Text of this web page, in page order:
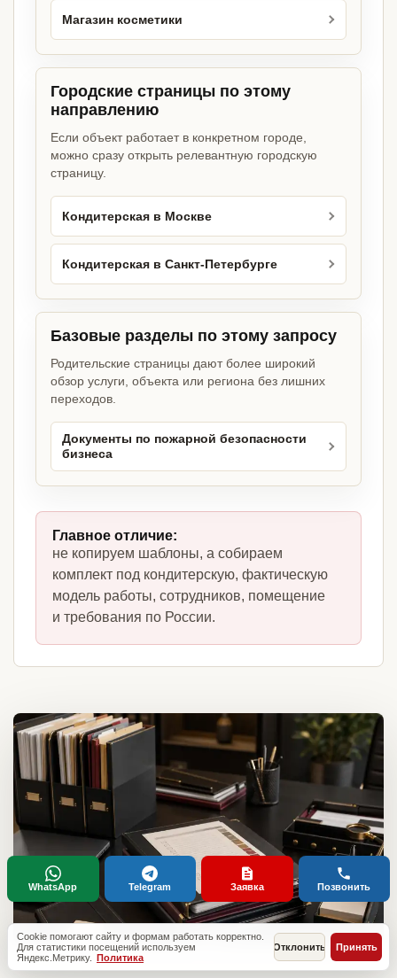
Магазин косметики
Городские страницы по этому
направлению
Если объект работает в конкретном городе,
можно сразу открыть релевантную городскую
страницу.
Кондитерская в Москве
Кондитерская в Санкт-Петербурге
Базовые разделы по этому запросу
Родительские страницы дают более широкий
обзор услуги, объекта или региона без лишних
переходов.
Документы по пожарной безопасности
бизнеса
Главное отличие:
не копируем шаблоны, а собираем
комплект под кондитерскую, фактическую
модель работы, сотрудников, помещение
и требования по России.
Cookie помогают сайту и формам работать корректно.
Для статистики посещений используем
Яндекс.Метрику. Политика
Отклонить Принять
WhatsApp Telegram Заявка Позвонить